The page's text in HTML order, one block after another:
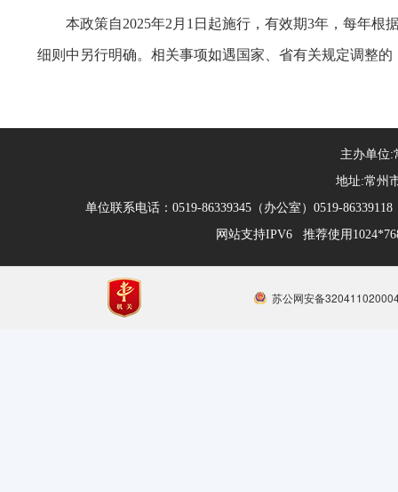
本政策自2025年2月1日起施行，有效期3年，每年
细则中另行明确。相关事项如遇国家、省有关规定调整的
主办单位:
地址:常州
单位联系电话：0519-86339345（办公室）0519-
网站支持IPV6 推荐使用
苏公网安备